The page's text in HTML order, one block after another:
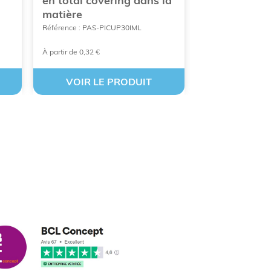
matière
Référence : PAS-PICUP30IML
À partir de 0,32 €
VOIR LE PRODUIT
leleu